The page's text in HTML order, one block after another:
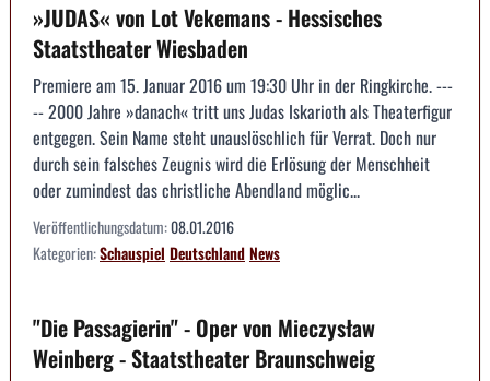
»JUDAS« von Lot Vekemans - Hessisches
Staatstheater Wiesbaden
Premiere am 15. Januar 2016 um 19:30 Uhr in der Ringkirche. ---
-- 2000 Jahre »danach« tritt uns Judas Iskarioth als Theaterfigur
entgegen. Sein Name steht unauslöschlich für Verrat. Doch nur
durch sein falsches Zeugnis wird die Erlösung der Menschheit
oder zumindest das christliche Abendland möglic...
Veröffentlichungsdatum:08.01.2016
Kategorien:Schauspiel DeutschlandNews
"Die Passagierin" - Oper von Mieczysław
Weinberg - Staatstheater Braunschweig